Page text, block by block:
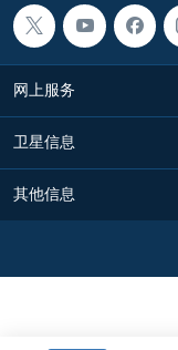
网上服务
卫星信息
其他信息